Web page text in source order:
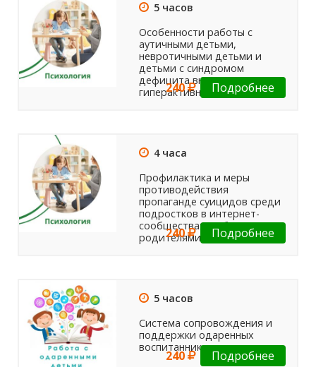
5 часов
Особенности работы с
аутичными детьми,
невротичными детьми и
детьми с синдромом
дефицита внимания и
гиперактивности
240 Подробнее
4 часа
Профилактика и меры
противодействия
пропаганде суицидов среди
подростков в интернет-
сообществах. Работа с
родителями.
240 Подробнее
5 часов
Система сопровождения и
поддержки одаренных
воспитанников.
240 Подробнее